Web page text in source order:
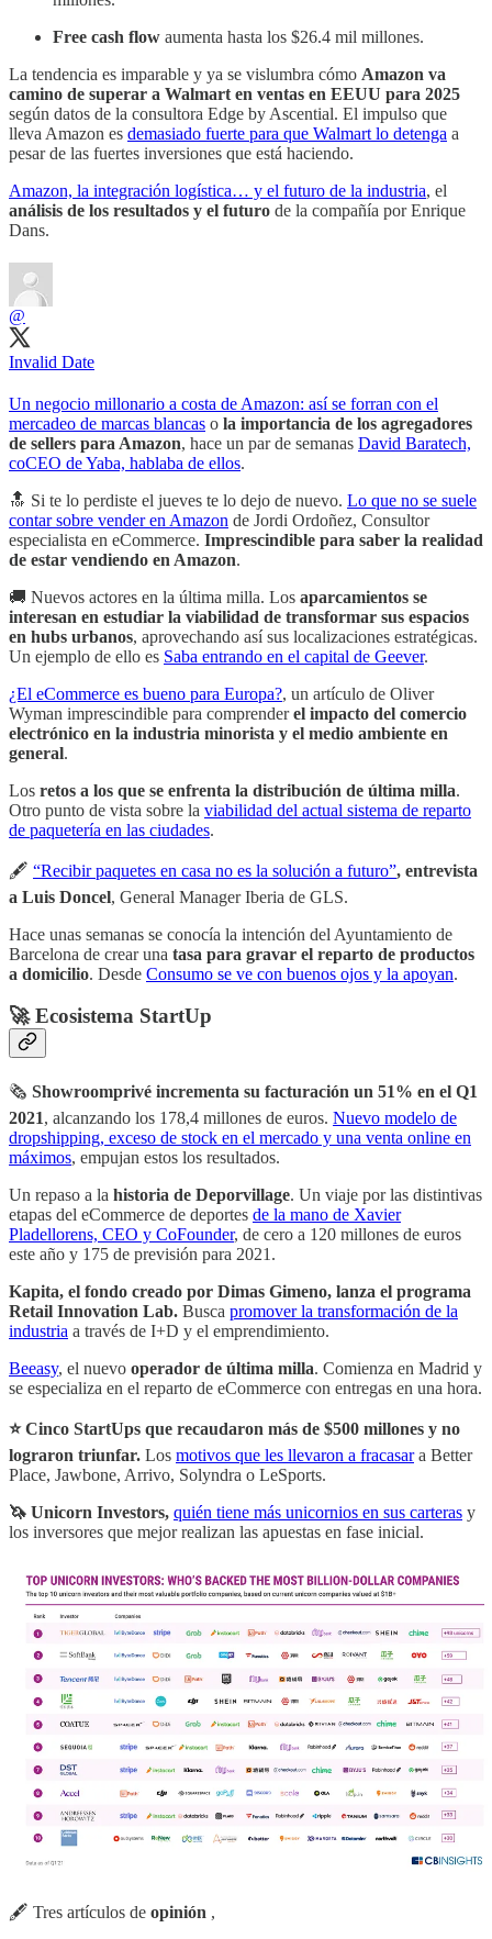
Free cash flow aumenta hasta los $26.4 mil millones.
La tendencia es imparable y ya se vislumbra cómo Amazon va
camino de superar a Walmart en ventas en EEUU para 2025
según datos de la consultora Edge by Ascential. El impulso que
lleva Amazon es demasiado fuerte para que Walmart lo detenga a
pesar de las fuertes inversiones que está haciendo.
Amazon, la integración logística… y el futuro de la industria, el
análisis de los resultados y el futuro de la compañía por Enrique
Dans.
@
Invalid Date
Un negocio millonario a costa de Amazon: así se forran con el
mercadeo de marcas blancas o la importancia de los agregadores
de sellers para Amazon, hace un par de semanas David Baratech,
coCEO de Yaba, hablaba de ellos.
🔝 Si te lo perdiste el jueves te lo dejo de nuevo. Lo que no se suele
contar sobre vender en Amazon de Jordi Ordoñez, Consultor
especialista en eCommerce. Imprescindible para saber la realidad
de estar vendiendo en Amazon.
🚚 Nuevos actores en la última milla. Los aparcamientos se
interesan en estudiar la viabilidad de transformar sus espacios
en hubs urbanos, aprovechando así sus localizaciones estratégicas.
Un ejemplo de ello es Saba entrando en el capital de Geever.
¿El eCommerce es bueno para Europa?, un artículo de Oliver
Wyman imprescindible para comprenderel impacto del comercio
electrónico en la industria minorista y el medio ambiente en
general.
Los retos a los que se enfrenta la distribución de última milla.
Otro punto de vista sobre la viabilidad del actual sistema de reparto
de paquetería en las ciudades.
🖋 “Recibir paquetes en casa no es la solución a futuro”, entrevista
a Luis Doncel, General Manager Iberia de GLS.
Hace unas semanas se conocía la intención del Ayuntamiento de
Barcelona de crear una tasa para gravar el reparto de productos
a domicilio. Desde Consumo se ve con buenos ojos y la apoyan.
🚀 Ecosistema StartUp
🗞 Showroomprivé incrementa su facturación un 51% en el Q1
2021, alcanzando los 178,4 millones de euros. Nuevo modelo de
dropshipping, exceso de stock en el mercado y una venta online en
máximos, empujan estos los resultados.
Un repaso a la historia de Deporvillage. Un viaje por las distintivas
etapas del eCommerce de deportes de la mano de Xavier
Pladellorens, CEO y CoFounder, de cero a 120 millones de euros
este año y 175 de previsión para 2021.
Kapita, el fondo creado por Dimas Gimeno, lanza el programa
Retail Innovation Lab. Busca promover la transformación de la
industria a través de I+D y el emprendimiento.
Beeasy, el nuevo operador de última milla. Comienza en Madrid y
se especializa en el reparto de eCommerce con entregas en una hora.
⭐️ Cinco StartUps que recaudaron más de $500 millones y no
lograron triunfar. Los motivos que les llevaron a fracasara Better
Place, Jawbone, Arrivo, Solyndra o LeSports.
🦄 Unicorn Investors, quién tiene más unicornios en sus carteras y
los inversores que mejor realizan las apuestas en fase inicial.
🖋 Tres artículos de opinión ,